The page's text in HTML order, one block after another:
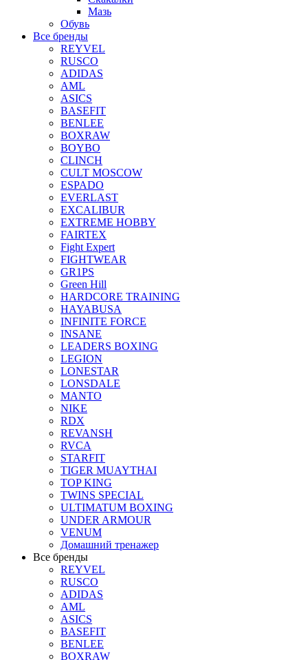
Мазь
Обувь
Все бренды
REYVEL
RUSCO
ADIDAS
AML
ASICS
BASEFIT
BENLEE
BOXRAW
BOYBO
CLINCH
CULT MOSCOW
ESPADO
EVERLAST
EXCALIBUR
EXTREME HOBBY
FAIRTEX
Fight Expert
FIGHTWEAR
GR1PS
Green Hill
HARDCORE TRAINING
HAYABUSA
INFINITE FORCE
INSANE
LEADERS BOXING
LEGION
LONESTAR
LONSDALE
MANTO
NIKE
RDX
REVANSH
RVCA
STARFIT
TIGER MUAYTHAI
TOP KING
TWINS SPECIAL
ULTIMATUM BOXING
UNDER ARMOUR
VENUM
Домашний тренажер
Все бренды
REYVEL
RUSCO
ADIDAS
AML
ASICS
BASEFIT
BENLEE
BOXRAW